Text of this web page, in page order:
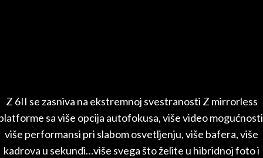
Z 6II se zasniva na ekstremnoj svestranosti Z mirrorless
sa više opcija autofokusa, više video
više performansi pri slabom osvetljenju, više bafera, više
kadrova u sekundi…više svega što želite u hibridnoj foto i